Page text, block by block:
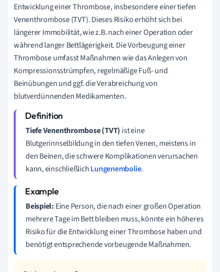
Entwicklung einer Thrombose, insbesondere einer tiefen
Venenthrombose (TVT). Dieses Risiko erhöht sich bei
längerer Immobilität, wie z.B. nach einer Operation oder
während langer Bettlägerigkeit. Die Vorbeugung einer
Thrombose umfasst Maßnahmen wie das Anlegen von
Kompressionsstrümpfen, regelmäßige Fuß- und
Beinübungen und ggf. die Verabreichung von
blutverdünnenden Medikamenten.
Tiefe Venenthrombose (TVT) ist eine
Blutgerinnselbildung in den tiefen Venen, meistens in
den Beinen, die schwere Komplikationen verursachen
kann, einschließlichLungenembolie.
Beispiel: Eine Person, die nach einer großen Operation
mehrere Tage im Bett bleiben muss, könnte ein höheres
Risiko für die Entwicklung einer Thrombose haben und
benötigt entsprechende vorbeugende Maßnahmen.